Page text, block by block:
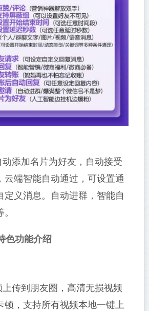
动添加名片为好友，自动接受
云端智能自动通过，可设置通
定义消息。自动进群，智能自
色功能介绍
传到朋友圈，高清无损视频
顿，支持所有视频本地一键上